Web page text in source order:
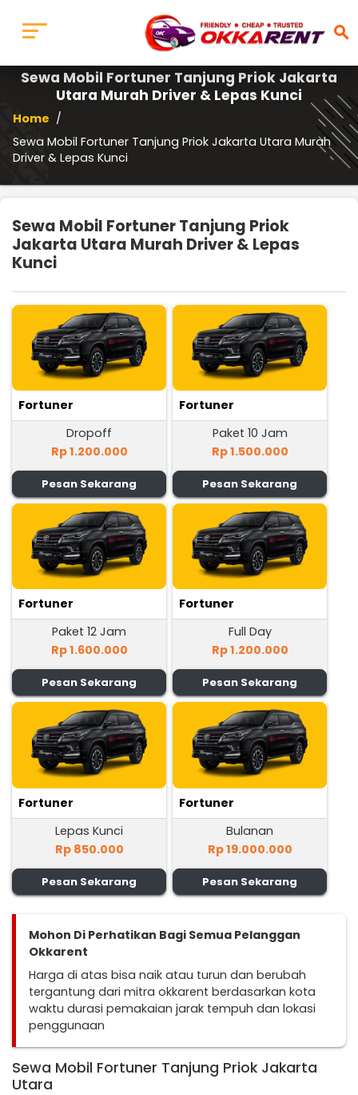
search
Sewa Mobil Fortuner Tanjung Priok Jakarta
Utara Murah Driver & Lepas Kunci
Home /
Sewa Mobil Fortuner Tanjung Priok Jakarta Utara Murah
Driver & Lepas Kunci
Sewa Mobil Fortuner Tanjung Priok
Jakarta Utara Murah Driver & Lepas
Kunci
Fortuner
Dropoff
Rp 1.200.000
Pesan Sekarang
Fortuner
Paket 10 Jam
Rp 1.500.000
Pesan Sekarang
Fortuner
Paket 12 Jam
Rp 1.600.000
Pesan Sekarang
Fortuner
Full Day
Rp 1.200.000
Pesan Sekarang
Fortuner
Lepas Kunci
Rp 850.000
Pesan Sekarang
Fortuner
Bulanan
Rp 19.000.000
Pesan Sekarang
Mohon Di Perhatikan Bagi Semua Pelanggan
Okkarent
Harga di atas bisa naik atau turun dan berubah
tergantung dari mitra okkarent berdasarkan kota
waktu durasi pemakaian jarak tempuh dan lokasi
penggunaan
Sewa Mobil Fortuner Tanjung Priok Jakarta
Utara